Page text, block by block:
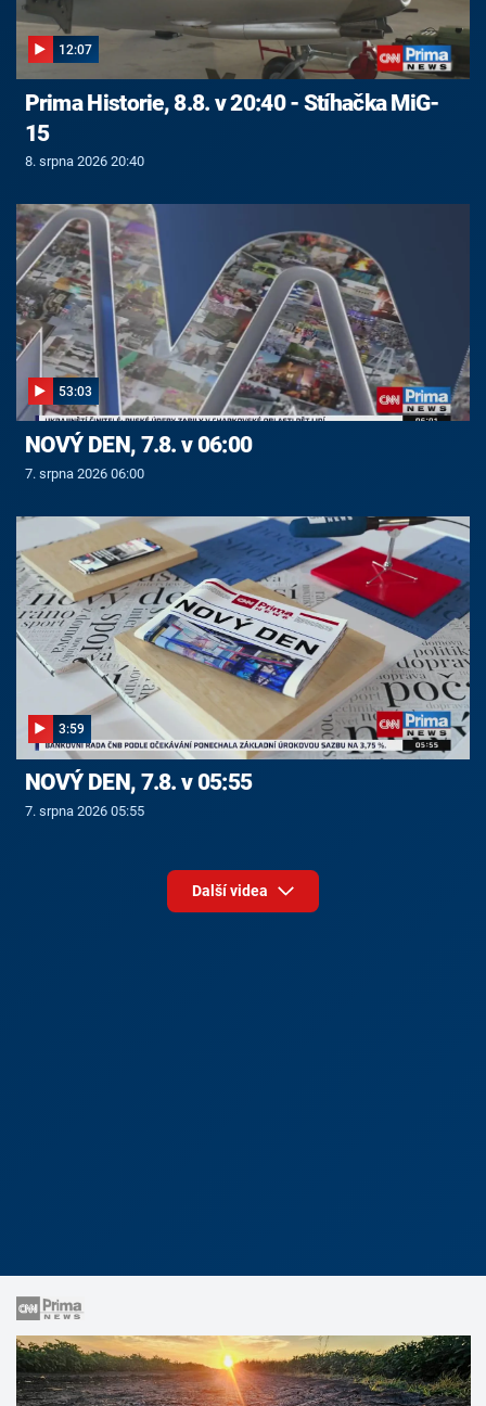
12:07
Prima Historie, 8.8. v 20:40 - Stíhačka MiG-
15
8. srpna 2026 20:40
53:03
NOVÝ DEN, 7.8. v 06:00
7. srpna 2026 06:00
3:59
NOVÝ DEN, 7.8. v 05:55
7. srpna 2026 05:55
Další videa